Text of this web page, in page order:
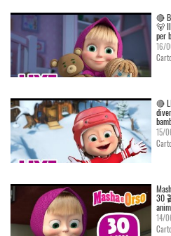
🔴
🐻 Il
per
16/
🔴
15/
30
14/